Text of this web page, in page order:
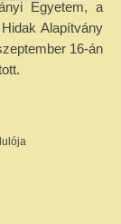
Egyetem, a
Alapítvány
16-án